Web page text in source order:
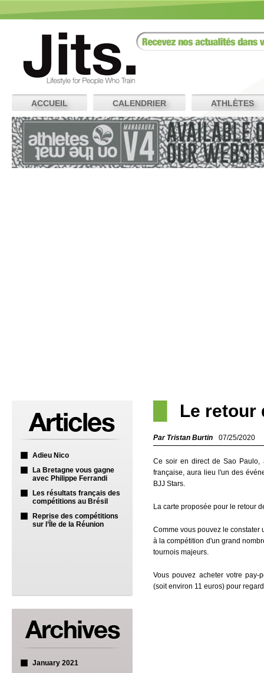
ACCUEIL CALENDRIER ATHLÈTES
Adieu Nico
La Bretagne vous gagne
avec Philippe Ferrandi
Les résultats français des
compétitions au Brésil
Reprise des compétitions
sur l’Île de la Réunion
January 2021
Le retour
Par Tristan Burtin 07/25/2020
Ce soir en direct de Sao
française, aura lieu l'un des
BJJ Stars.
La carte proposée pour le retour
Comme vous pouvez le
à la compétition d'un grand
tournois majeurs.
Vous pouvez acheter votre
(soit environ 11 euros) pour